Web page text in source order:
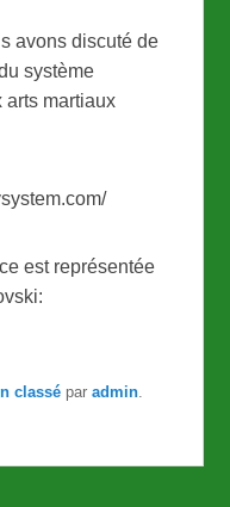
avons discuté de
système
arts martiaux
est représentée
classé paradmin.